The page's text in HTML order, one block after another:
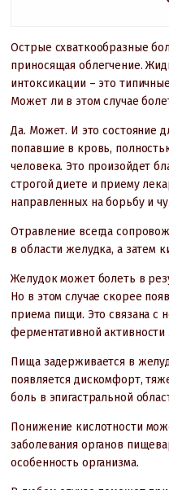
Острые схваткообразные
приносящая облегчение.
интоксикации – это
Может ли в этом случае
Да. Может. И это состояние
попавшие в кровь,
человека. Это произойдет
строгой диете и приему
направленных на борьбу и
Отравление всегда
в области желудка, а затем
Желудок может болеть в
Но в этом случае скорее
приема пищи. Это связана с
ферментативной активности
Пища задерживается в
появляется дискомфорт,
боль в эпигастральной
Понижение кислотности
заболевания органов
особенность организма.